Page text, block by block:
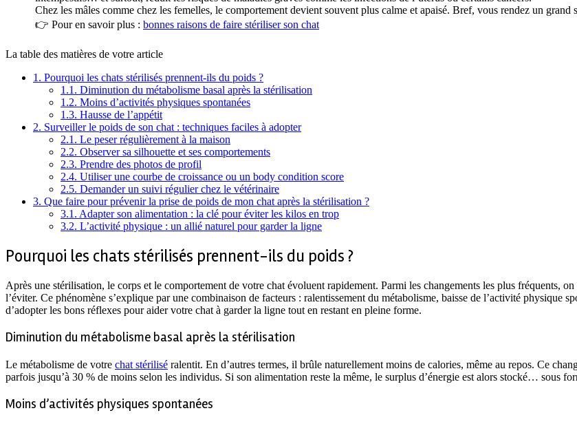
Chez les mâles comme chez les femelles, le comportement devient souvent plus calme et apaisé. Bref, vous rendez un
👉 Pour en savoir plus : bonnes raisons de faire stériliser son chat
La table des matières de votre article
1. Pourquoi les chats stérilisés prennent-ils du poids ?
1.1. Diminution du métabolisme basal après la stérilisation
1.2. Moins d’activités physiques spontanées
1.3. Hausse de l’appétit
2. Surveiller le poids de son chat : techniques faciles à adopter
2.1. Le peser régulièrement à la maison
2.2. Observer sa silhouette et ses comportements
2.3. Prendre des photos de profil
2.4. Utiliser une courbe de croissance ou un body condition score
2.5. Demander un suivi régulier chez le vétérinaire
3. Que faire pour prévenir la prise de poids de mon chat après la stérilisation ?
3.1. Adapter son alimentation : la clé pour éviter les kilos en trop
3.2. L’activité physique : un allié naturel pour garder la ligne
Pourquoi les chats stérilisés prennent-ils du poids ?
Après une stérilisation, le corps et le comportement de votre chat évoluent rapidement. Parmi les changements les plus fréquents,
l’éviter. Ce phénomène s’explique par une combinaison de facteurs : ralentissement du métabolisme, baisse de l’activité physique
d’adopter les bons réflexes pour aider votre chat à garder la ligne tout en restant en pleine forme.
Diminution du métabolisme basal après la stérilisation
Le métabolisme de votre chat stérilisé ralentit. En d’autres termes, il brûle naturellement moins de calories, même au repos. Ce
parfois jusqu’à 30 % de moins selon les individus. Si son alimentation reste la même, le surplus d’énergie est alors stocké… sous
Moins d’activités physiques spontanées